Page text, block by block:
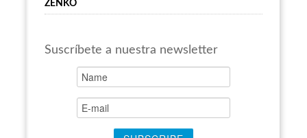
ZENKO
Suscríbete a nuestra newsletter